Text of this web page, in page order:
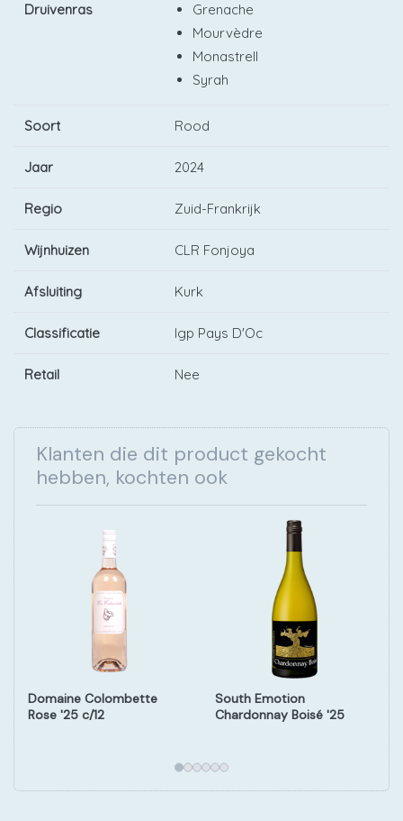
Druivenras
Grenache
Mourvèdre
Monastrell
Syrah
Soort Rood
Jaar 2024
Regio Zuid-Frankrijk
Wijnhuizen CLR Fonjoya
Afsluiting Kurk
Classificatie Igp Pays D'Oc
Retail Nee
Klanten die dit product gekocht
hebben, kochten ook
Domaine Colombette
Rose '25 c/12
South Emotion
Chardonnay Boisé '25